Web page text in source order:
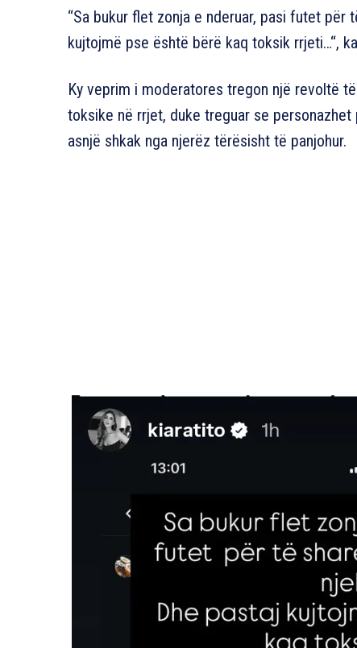
“Sa bukur flet zonja e nderuar, pasi futet për
kujtojmë pse është bërë kaq toksik rrjeti…“,
Ky veprim i moderatores tregon një revoltë
toksike në rrjet, duke treguar se
asnjë shkak nga njerëz tërësisht të panjohur.